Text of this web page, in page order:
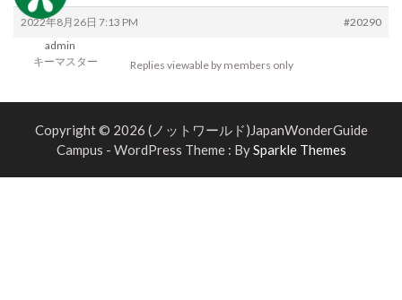
2022年8月26日 7:13 PM
#20290
admin
キーマスター
Replies viewable by members only
Copyright © 2026 (ノットワールド)JapanWonderGuide
Campus - WordPress Theme : BySparkle Themes